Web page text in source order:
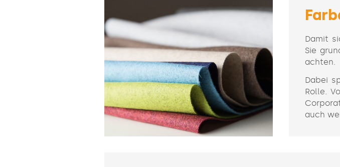
Damit
Sie
achten.
Dabei
Rolle.
auch